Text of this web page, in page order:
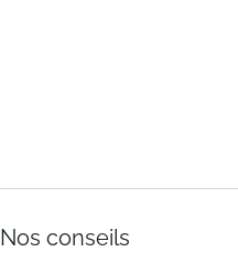
Nos conseils